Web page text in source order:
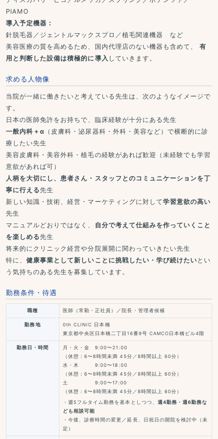
PIAMO
導入予定機器：
針脱毛器／ジェントルマックスプロ／植毛関連機器 など
美容医療の質を高めるため、国内代理店のない機器も含めて、有
用と判断した設備は積極的に導入 していきます。
求める人物像
当院が一緒に働きたいと考えている先生は、次のようなイメージで
す。
日本の医師免許をお持ちで、臨床経験が十分にある先生
一般内科＋α （皮膚科・泌尿器科・外科・美容など）で横断的に診
療したい先生
美容皮膚科・美容外科・植毛の経験があれば歓迎（未経験でも学習
意欲があれば可）
人柄を大切にし、患者さん・スタッフとのコミュニケーションを丁
寧に行える先生
新しい知識・技術、経営・マーケティングに対して学習意欲の高い
先生
マニュアルどおりではなく、 自分で考えて仕組みを作っていくこと
を楽しめる先生
将来的にクリニック経営や分院展開に関わっていきたい先生
特に、健康事業として新しいことに挑戦したい・学び続けたいとい
う気持ちのある先生を募集しています。
勤務条件・待遇
職種 医師（常勤・正社員）／院長・管理者候補
勤務地
0th CLINIC 日本橋
東京都中央区日本橋二丁目16番9号 CAMCO日本橋ビル4階
勤務日・時間
月・火・金 9:00〜21:00
（休憩：6〜8時間未満 45分／8時間以上 60分）
水・木 9:00〜18:00
（休憩：6〜8時間未満 45分／8時間以上 60分）
土 9:00〜17:00
（休憩：6〜8時間未満 45分／8時間以上 60分）
・週5フルタイム勤務を基本としつつ、 週4勤務・週6勤務な
ども相談可能
・今後、診療時間の変更／延長、日祝日の開院を検討中（未
定）